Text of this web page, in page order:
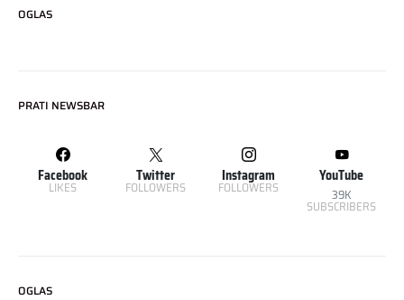
OGLAS
PRATI NEWSBAR
Facebook
LIKES
Twitter
FOLLOWERS
Instagram
FOLLOWERS
YouTube
39K
SUBSCRIBERS
OGLAS